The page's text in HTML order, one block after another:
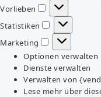
Vorlieben
Vorlieben
Statistiken
Statistiken
Marketing
Marketing
Optionen verwalten
Dienste verwalten
Verwalten von
Lese mehr über